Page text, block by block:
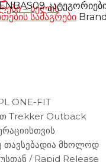
– ხელის
სამაგრები
ONE-FIT
Trekker Outback
თავსებადია მხოლოდ
/ Rapid Release